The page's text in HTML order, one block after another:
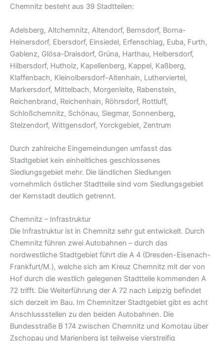
Chemnitz besteht aus 39 Stadtteilen:
Adelsberg, Altchemnitz, Altendorf, Bernsdorf, Borna-
Heinersdorf, Ebersdorf, Einsiedel, Erfenschlag, Euba, Furth,
Gablenz, Glösa-Draisdorf, Grüna, Harthau, Helbersdorf,
Hilbersdorf, Hutholz, Kapellenberg, Kappel, Kaßberg,
Klaffenbach, Kleinolbersdorf-Altenhain, Lutherviertel,
Markersdorf, Mittelbach, Morgenleite, Rabenstein,
Reichenbrand, Reichenhain, Röhrsdorf, Rottluff,
Schloßchemnitz, Schönau, Siegmar, Sonnenberg,
Stelzendorf, Wittgensdorf, Yorckgebiet, Zentrum
Durch zahlreiche Eingemeindungen umfasst das
Stadtgebiet kein einheitliches geschlossenes
Siedlungsgebiet mehr. Die ländlichen Siedlungen
vornehmlich östlicher Stadtteile sind vom Siedlungsgebiet
der Kernstadt deutlich getrennt.
Chemnitz – Infrastruktur
Die Infrastruktur ist in Chemnitz sehr gut entwickelt. Durch
Chemnitz führen zwei Autobahnen – durch das
nordwestliche Stadtgebiet führt die A 4 (Dresden-Eisenach-
Frankfurt/M.), welche sich am Kreuz Chemnitz mit der von
Hof durch die westlich gelegenen Stadtteile kommenden A
72 trifft. Die Weiterführung der A 72 nach Leipzig befindet
sich derzeit im Bau. Im Chemnitzer Stadtgebiet gibt es acht
Anschlussstellen zu den beiden Autobahnen. Die
Bundesstraße B 174 zwischen Chemnitz und Komotau über
Zschopau und Marienberg ist teilweise vierstreifig